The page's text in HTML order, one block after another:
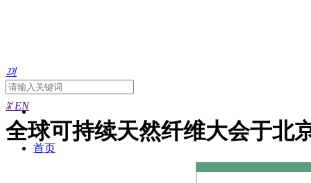
끠
ꄓ EN
首页
全球可持续天然纤维大会于北